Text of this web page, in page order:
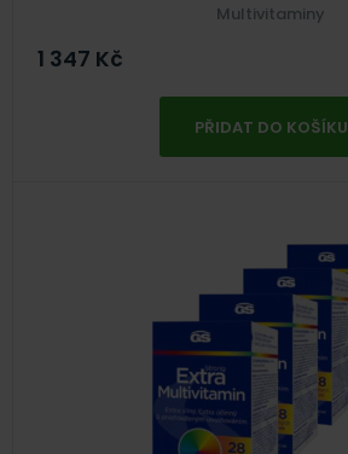
Multivitaminy
1 347 Kč
PŘIDAT DO KOŠÍKU